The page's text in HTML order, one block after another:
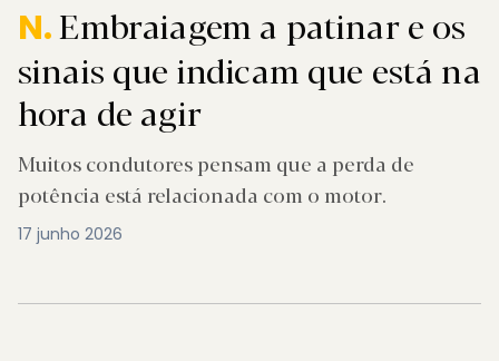
N.Embraiagem a patinar e os
sinais que indicam que está na
hora de agir
Muitos condutores pensam que a perda de
potência está relacionada com o motor.
17 junho 2026